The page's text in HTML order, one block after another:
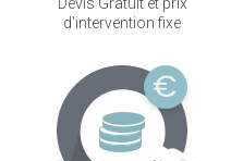
Devis Gratuit et prix
d'intervention fixe